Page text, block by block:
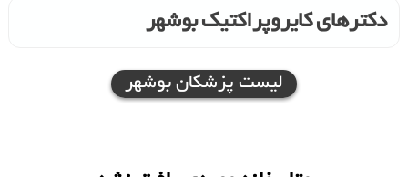
دکترهای کایروپراکتیک بوشهر
لیست پزشکان بوشهر